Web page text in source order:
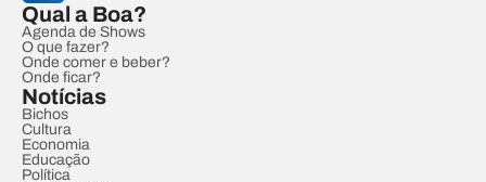
Qual a Boa?
Agenda de Shows
O que fazer?
Onde comer e beber?
Onde ficar?
Notícias
Bichos
Cultura
Economia
Educação
Política